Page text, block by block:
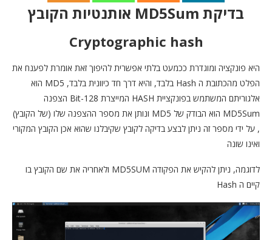
בדיקת MD5Sum אותנטיות הקובץ
Cryptographic hash
היא פונקציה ומוגדרת ככמעט בלתי אפשרית להיפוך זאת אומרת לפענח את
הפלט מהכתובת ה Hash בלבד, והיא דרך חד כיוונית בלבד, MD5 הוא
אלגוריתם המשתמש בפונקציית HASH המייצרת 128-Bit הצפנה
MD5Sum הוא הבודק של MD5 ונותן את מספר ההצפנה שלו (של הקובץ)
, על ידי מספר זה ניתן לבצע בדיקה לקובץ שקיבלנו שהוא אכן הקובץ המקורי
ואינו שונה
לדוגמה, ניתן להקיש את הפקודה MD5SUM ולאחריה את שם הקובץ בו
קיים ה Hash